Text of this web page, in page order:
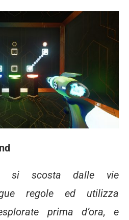
si scosta dalle vie
regole ed utilizza
prima d’ora, e